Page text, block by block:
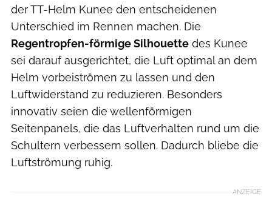
der TT-Helm Kunee den entscheidenen
Unterschied im Rennen machen. Die
Regentropfen-förmige Silhouette des Kunee
sei darauf ausgerichtet, die Luft optimal an dem
Helm vorbeiströmen zu lassen und den
Luftwiderstand zu reduzieren. Besonders
innovativ seien die wellenförmigen
Seitenpanels, die das Luftverhalten rund um die
Schultern verbessern sollen. Dadurch bliebe die
Luftströmung ruhig.
ANZEIGE